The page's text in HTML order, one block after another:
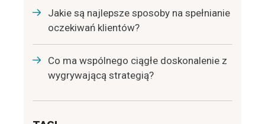
Jakie są najlepsze sposoby na spełnianie
oczekiwań klientów?
Co ma wspólnego ciągłe doskonalenie z
wygrywającą strategią?